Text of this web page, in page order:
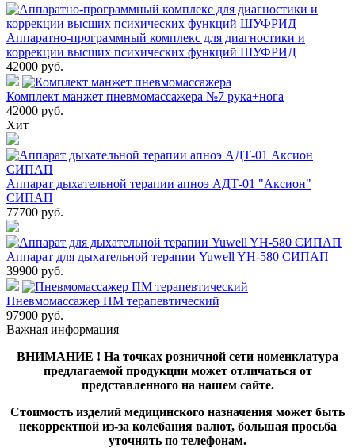
Аппаратно-программный комплекс для диагностики и
коррекции высших психических функций ШУФРИД
42000 руб.
Комплект манжет пневмомассажера №7 рука+нога
42000 руб.
Хит
Аппарат дыхательной терапии апноэ АДТ-01 "Аксион"
СИПАП
77700 руб.
Аппарат для дыхательной терапии Yuwell YH-580 СИПАП
39900 руб.
Пневмомассажер ПМ терапевтический
97900 руб.
Важная информация
ВНИМАНИЕ ! На точках розничной сети номенклатура
предлагаемой продукции может отличаться от
представленного на нашем сайте.
Стоимость изделий медицинского назначения может быть
некорректной из-за колебания валют, большая просьба
уточнять по телефонам.